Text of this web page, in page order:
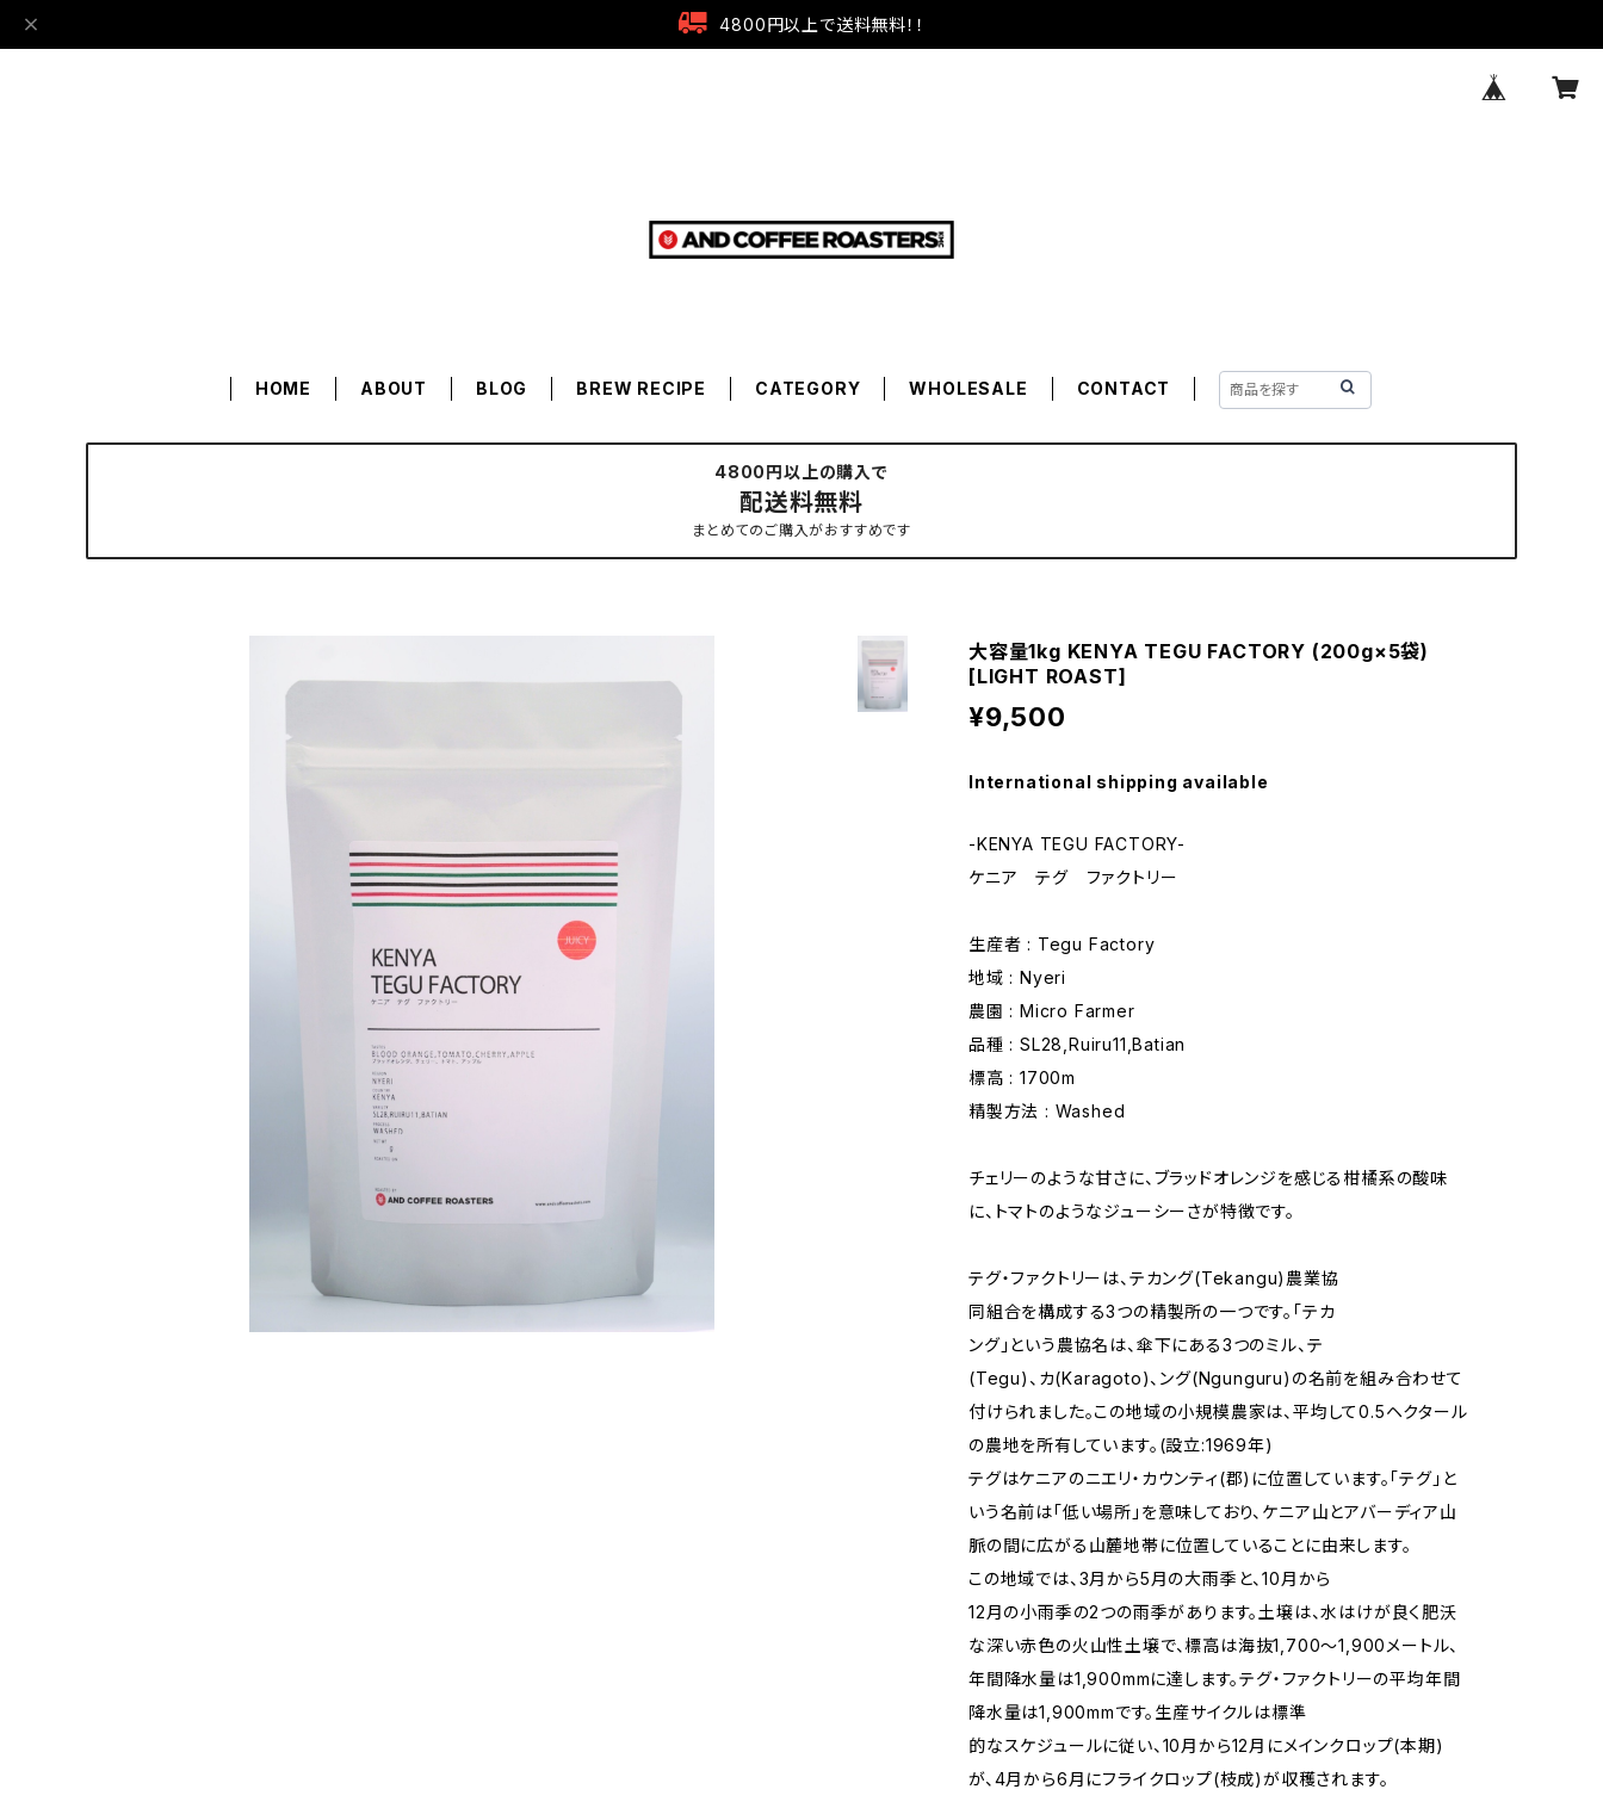
4800円以上で送料無料！！
HOME ABOUT BLOG BREW RECIPE CATEGORY WHOLESALE CONTACT
4800円以上の購入で
配送料無料
まとめてのご購入がおすすめです
大容量1kg KENYA TEGU FACTORY (200g×5袋)
[LIGHT ROAST]
¥9,500
International shipping available
-KENYA TEGU FACTORY-
ケニア テグ ファクトリー
生産者 : Tegu Factory
地域 : Nyeri
農園 : Micro Farmer
品種 : SL28,Ruiru11,Batian
標高 : 1700m
精製方法 : Washed
チェリーのような甘さに、ブラッドオレンジを感じる柑橘系の酸味
に、トマトのようなジューシーさが特徴です。
テグ・ファクトリーは、テカング(Tekangu)農業協
同組合を構成する3つの精製所の一つです。「テカ
ング」という農協名は、傘下にある3つのミル、テ
(Tegu)、カ(Karagoto)、ング(Ngunguru)の名前を組み合わせて
付けられました。この地域の小規模農家は、平均して0.5ヘクタール
の農地を所有しています。(設立:1969年)
テグはケニアのニエリ・カウンティ(郡)に位置しています。「テグ」と
いう名前は「低い場所」を意味しており、ケニア山とアバーディア山
脈の間に広がる山麓地帯に位置していることに由来します。
この地域では、3月から5月の大雨季と、10月から
12月の小雨季の2つの雨季があります。土壌は、水はけが良く肥沃
な深い赤色の火山性土壌で、標高は海抜1,700〜1,900メートル、
年間降水量は1,900mmに達します。テグ・ファクトリーの平均年間
降水量は1,900mmです。生産サイクルは標準
的なスケジュールに従い、10月から12月にメインクロップ(本期)
が、4月から6月にフライクロップ(枝成)が収穫されます。